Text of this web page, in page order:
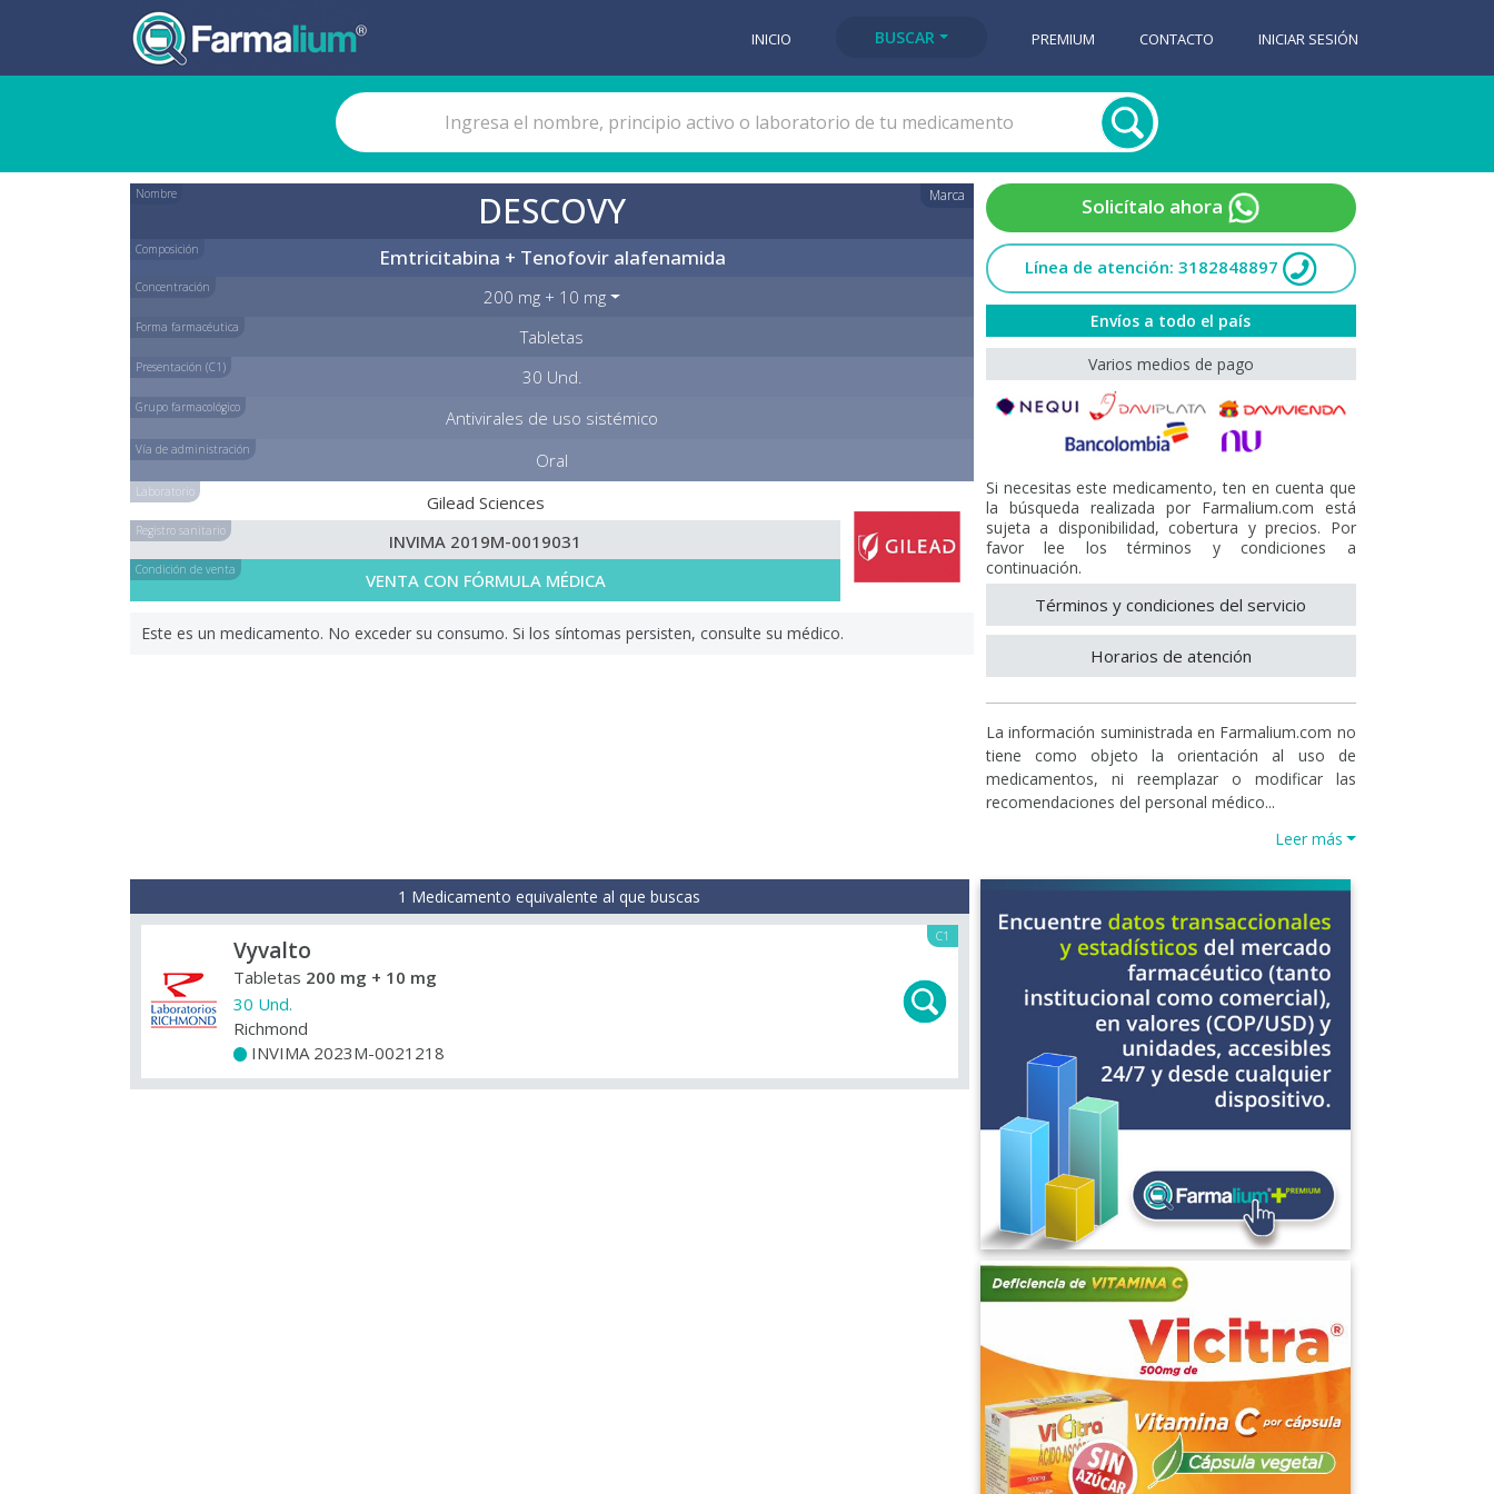
INICIO BUSCAR PREMIUM CONTACTO INICIAR SESIÓN
Nombre Marca
DESCOVY
Composición Emtricitabina + Tenofovir alafenamida
Concentración 200 mg + 10 mg
Forma farmacéutica Tabletas
Presentación (C1) 30 Und.
Grupo farmacológico Antivirales de uso sistémico
Vía de administración Oral
Laboratorio Gilead Sciences
Registro sanitario INVIMA 2019M-0019031
Condición de venta VENTA CON FÓRMULA MÉDICA
Este es un medicamento. No exceder su consumo. Si los síntomas persisten, consulte su médico.
Solicítalo ahora
Línea de atención: 3182848897
Envíos a todo el país
Varios medios de pago
Si necesitas este medicamento, ten en cuenta que
la búsqueda realizada por Farmalium.com está
sujeta a disponibilidad, cobertura y precios. Por
favor lee los términos y condiciones a
continuación.
Términos y condiciones del servicio
Horarios de atención
La información suministrada en Farmalium.com no
tiene como objeto la orientación al uso de
medicamentos, ni reemplazar o modificar las
recomendaciones del personal médico...
Leer más
1 Medicamento equivalente al que buscas
C1
Vyvalto
Tabletas 200 mg + 10 mg
30 Und.
Richmond
INVIMA 2023M-0021218